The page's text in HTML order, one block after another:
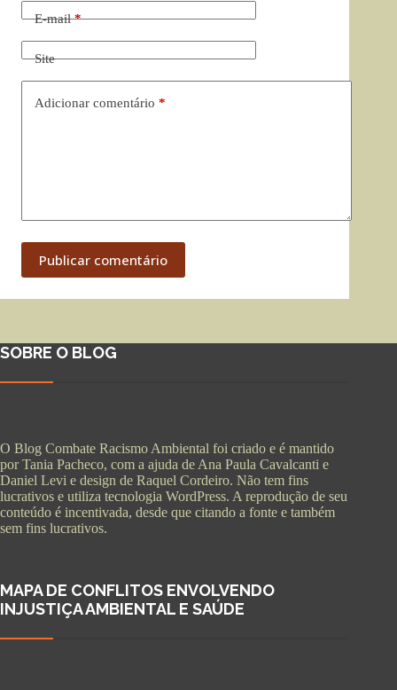
E-mail*
Site
Adicionar comentário *
Publicar comentário
SOBRE O BLOG
O Blog Combate Racismo Ambiental foi criado e é mantido
por Tania Pacheco, com a ajuda de Ana Paula Cavalcanti e
Daniel Levi e design de Raquel Cordeiro. Não tem fins
lucrativos e utiliza tecnologia WordPress. A reprodução de seu
conteúdo é incentivada, desde que citando a fonte e também
sem fins lucrativos.
MAPA DE CONFLITOS ENVOLVENDO
INJUSTIÇA AMBIENTAL E SAÚDE